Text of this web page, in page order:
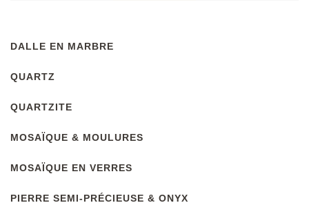
DALLE EN MARBRE
QUARTZ
QUARTZITE
MOSAЇQUE & MOULURES
MOSAЇQUE EN VERRES
PIERRE SEMI-PRÉCIEUSE & ONYX